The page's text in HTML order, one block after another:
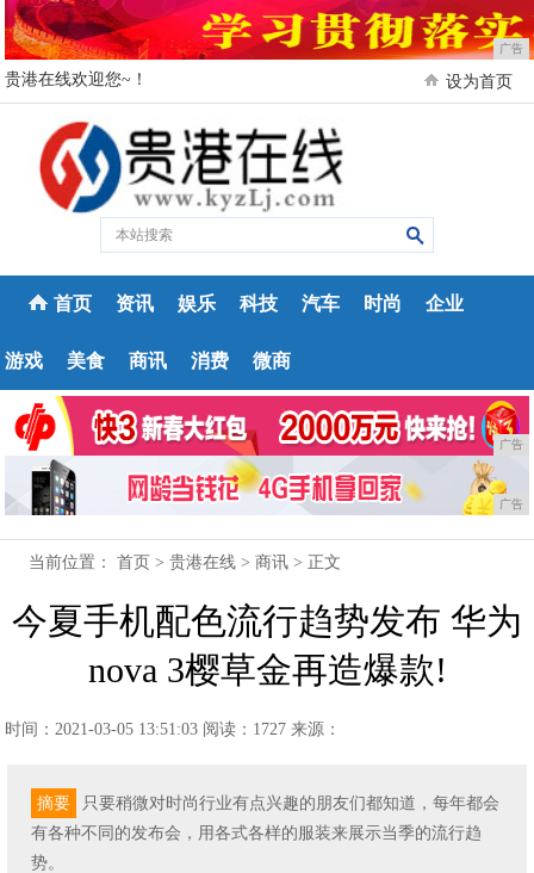
广告
贵港在线欢迎您~！ 设为首页
首页 资讯 娱乐 科技 汽车 时尚 企业
游戏 美食 商讯 消费 微商
广告
广告
当前位置：首页 >贵港在线 >商讯 > 正文
今夏手机配色流行趋势发布 华为
nova 3樱草金再造爆款!
时间：2021-03-05 13:51:03 阅读：1727 来源：
摘要
只要稍微对时尚行业有点兴趣的朋友们都知道，每年都会
有各种不同的发布会，用各式各样的服装来展示当季的流行趋
势。